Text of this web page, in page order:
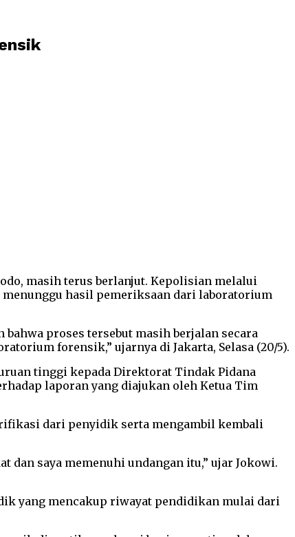
masih terus berlanjut. Kepolisian melalui
hasil pemeriksaan dari laboratorium
proses tersebut masih berjalan secara
forensik,” ujarnya di Jakarta, Selasa (20/5).
tinggi kepada Direktorat Tindak Pidana
laporan yang diajukan oleh Ketua Tim
dari penyidik serta mengambil kembali
dan saya memenuhi undangan itu,” ujar Jokowi.
yang mencakup riwayat pendidikan mulai dari